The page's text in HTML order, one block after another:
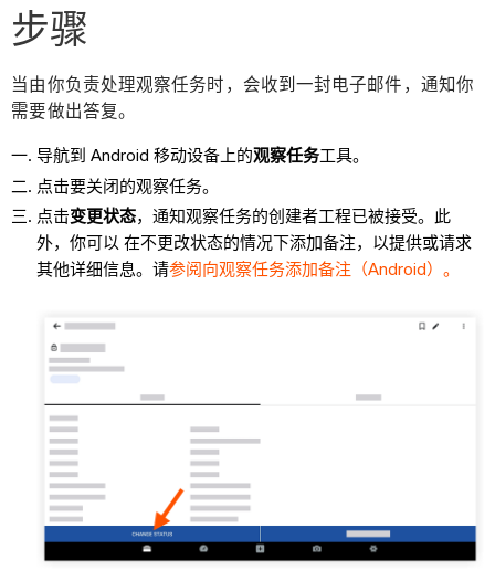
步骤
当由你负责处理观察任务时，会收到一封电子邮件，通知你
需要做出答复。
导航到 Android 移动设备上的观察任务工具。
点击要关闭的观察任务。
点击变更状态，通知观察任务的创建者工程已被接受。此
外，你可以 在不更改状态的情况下添加备注，以提供或请求
其他详细信息。请参阅向观察任务添加备注（Android）。